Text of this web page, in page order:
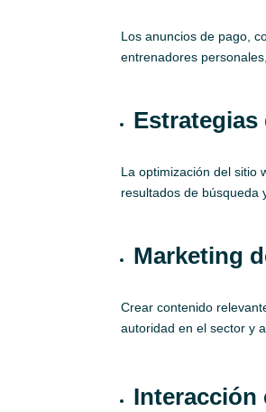
Los anuncios de pago,
entrenadores
Estrategias
La optimización del sitio
resultados de búsqueda
Marketing
Crear contenido
autoridad en el sector y
Interacción